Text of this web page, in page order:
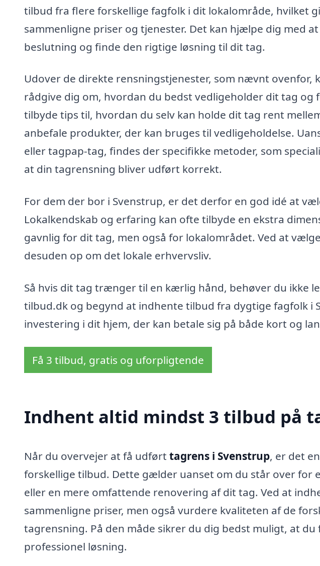
tilbud fra flere forskellige fagfolk i dit lokalområde, hvilket
sammenligne priser og tjenester. Det kan hjælpe dig med
beslutning og finde den rigtige løsning til dit tag.
Udover de direkte rensningstjenester, som nævnt ovenfor,
rådgive dig om, hvordan du bedst vedligeholder dit tag og
tilbyde tips til, hvordan du selv kan holde dit tag rent
anbefale produkter, der kan bruges til vedligeholdelse.
eller tagpap-tag, findes der specifikke metoder, som
at din tagrensning bliver udført korrekt.
For dem der bor i Svenstrup, er det derfor en god idé at
Lokalkendskab og erfaring kan ofte tilbyde en ekstra
gavnlig for dit tag, men også for lokalområdet. Ved at
desuden op om det lokale erhvervsliv.
Så hvis dit tag trænger til en kærlig hånd, behøver du ikke
tilbud.dk og begynd at indhente tilbud fra dygtige fagfolk i
investering i dit hjem, der kan betale sig på både kort og
Få 3 tilbud, gratis og uforpligtende
Indhent altid mindst 3 tilbud på
Når du overvejer at få udført tagrens i Svenstrup, er det
forskellige tilbud. Dette gælder uanset om du står over for
eller en mere omfattende renovering af dit tag. Ved at
sammenligne priser, men også vurdere kvaliteten af de
tagrensning. På den måde sikrer du dig bedst muligt, at
professionel løsning.